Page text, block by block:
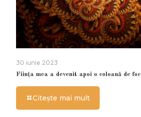
30 iunie 2023
Ființa mea a devenit apoi o coloană de foc
Citește mai mult